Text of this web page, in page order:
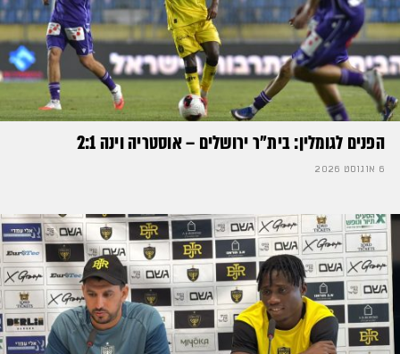
הפנים לגומלין: בית״ר ירושלים – אוסטריה וינה 2:1
6 אוגוסט 2026